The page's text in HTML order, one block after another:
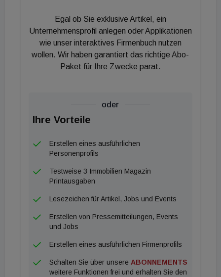
Egal ob Sie exklusive Artikel, ein
Unternehmensprofil anlegen oder Applikationen
wie unser interaktives Firmenbuch nutzen
wollen. Wir haben garantiert das richtige Abo-
Paket für Ihre Zwecke parat.
oder
Ihre Vorteile
Erstellen eines ausführlichen
Personenprofils
Testweise 3 Immobilien Magazin
Printausgaben
Lesezeichen für Artikel, Jobs und Events
Erstellen von Pressemitteilungen, Events
und Jobs
Erstellen eines ausführlichen Firmenprofils
Schalten Sie über unsere ABONNEMENTS
weitere Funktionen frei und erhalten Sie den